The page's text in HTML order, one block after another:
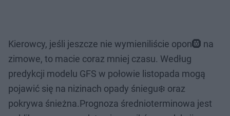
Kierowcy, jeśli jeszcze nie wymieniliście opon🛞 na
zimowe, to macie coraz mniej czasu. Według
predykcji modelu GFS w połowie listopada mogą
pojawić się na nizinach opady śniegu❄️ oraz
pokrywa śnieżna.Prognoza średnioterminowa jest